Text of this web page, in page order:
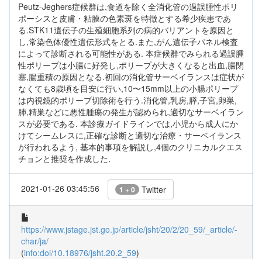
Peutz-Jeghers症候群は,食道を除く全消化管の過誤腫性ポリ
ポーシスと皮膚・粘膜の色素斑を特徴とする希少疾患であ
る.STK11遺伝子の生殖細胞系列の病的バリアントを原因と
し,常染色体優性遺伝形式をとる.また,がん遺伝子パネル検査
によって診断される可能性がある. 本症候群でみられる過誤腫
性ポリープは小腸に好発し,ポリープが大きくなると出血,腸閉
塞,腸重積の原因となる.初回の消化管サーベイランスは症状が
なくても8歳頃を目安に行い,10〜15mm以上の小腸ポリープ
は内視鏡的ポリープ切除術を行う.消化管,乳房,膵,子宮,卵巣,
肺,精巣などに悪性腫瘍の発生が認められ,適切なサーベイラン
スが必要である. 本診療ガイドラインでは,小児から成人にか
けてシームレスに,正確な診断と適切な治療・サーベイランス
が行われるよう, 基本的事項を解説し,4個のクリニカルクエス
チョンと推奨を作成した.
2021-01-26 03:45:56 1 + 0 Twitter
https://www.jstage.jst.go.jp/article/jsht/20/2/20_59/_article/-
char/ja/
(info:doi/10.18976/jsht.20.2_59)